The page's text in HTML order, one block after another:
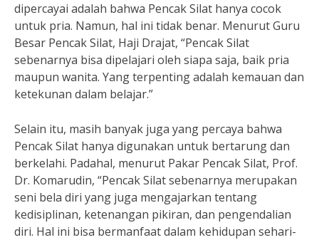
dipercayai adalah bahwa Pencak Silat hanya cocok
untuk pria. Namun, hal ini tidak benar. Menurut Guru
Besar Pencak Silat, Haji Drajat, “Pencak Silat
sebenarnya bisa dipelajari oleh siapa saja, baik pria
maupun wanita. Yang terpenting adalah kemauan dan
ketekunan dalam belajar.”
Selain itu, masih banyak juga yang percaya bahwa
Pencak Silat hanya digunakan untuk bertarung dan
berkelahi. Padahal, menurut Pakar Pencak Silat, Prof.
Dr. Komarudin, “Pencak Silat sebenarnya merupakan
seni bela diri yang juga mengajarkan tentang
kedisiplinan, ketenangan pikiran, dan pengendalian
diri. Hal ini bisa bermanfaat dalam kehidupan sehari-